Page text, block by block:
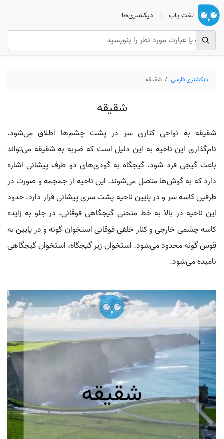
لغت یاب | دیکشنری‌ها
دیکشنری فارسی شقیقه
شقیقه
شقیقه به نواحی کناری سر در پشت چشم‌ها اطلاق می‌شود.
نام‌گذاری این ناحیه به این دلیل است که ضربه به شقیقه می‌تواند
باعث گیجی فرد شود. گیجگاه به گودی‌های دو طرف پیشانی اشاره
دارد که به گوش‌ها متصل می‌شوند. این ناحیه از جمجمه و صورت در
طرفین کاسه سر و در پایین ناحیه پشت سری پیشانی قرار دارد. حدود
این ناحیه در بالا به خط منحنی گیجگاهی فوقانی، در جلو به زایده
کاسه چشمی خارجی و کنار خلفی فوقانی استخوان گونه و در پایین به
قوس گونه محدود می‌شود. استخوان زیر گیجگاه، استخوان گیجگاهی
نامیده می‌شود.